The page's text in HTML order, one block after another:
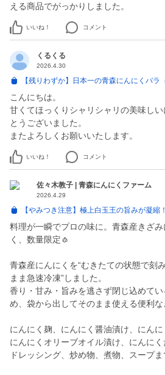
える商品でがっかりしました。
いいね！ コメント
くるくる
2026.4.30
【残りわずか】日本一の青森にんにくバラ
こんにちは。
甘くてほっくりシャリシャリの美味し
とうございました。
またよろしくお願いいたします。
いいね！ コメント
佐々木教子 | 青森にんにくファーム
2026.4.29
【やみつき注意】極上白玉王の旨みが凝縮
料理が一瞬でプロの味に。青森産きざみ
く、数量限定🧄
青森産にんにくを“むきたての状態で刻
まま急速冷凍”しました。
香り・甘み・旨みを逃さず閉じ込めてい
め、袋から出してそのまま使える便利な
にんにく麹、にんにく醤油漬け、にんに
にんにくオリーブオイル漬け、にんにく
ドレッシング、炒め物、煮物、スープま